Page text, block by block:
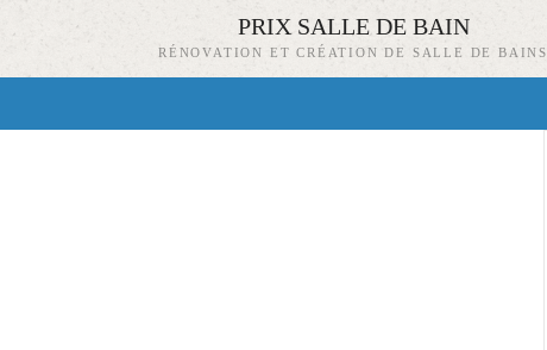
PRIX SALLE DE BAIN
RÉNOVATION ET CRÉATION DE SALLE DE BAINS